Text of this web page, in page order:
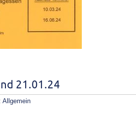
21.01.24
Allgemein